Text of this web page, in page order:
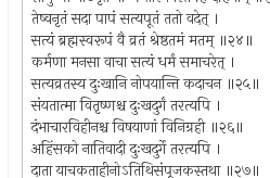
तेष्वनृतं सदा पापं सत्यपूतं ततो वदेत् ।
सत्यं ब्रह्मस्वरूपं वै व्रतं श्रेष्ठतमं मतम् ॥२४॥
कर्मणा मनसा वाचा सत्यं धर्मं समाचरेत् ।
सत्यव्रतस्य दुःखानि नोपयान्ति कदाचन ॥२५॥
संयतात्मा वितृष्णश्च दुःखदुर्गं तरत्यपि ।
दंभाचारविहीनश्च विषयाणां विनिग्रही ॥२६॥
अहिंसको नातिवादी दुःखदुर्गे तरत्यपि ।
दाता याचकताहीनोऽतिथिसंपूजकस्तथा ॥२७॥